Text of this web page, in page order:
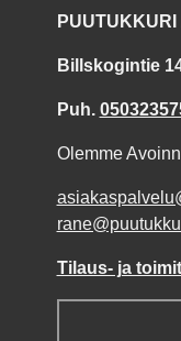
Billskogintie
Puh.
Olemme
Tilaus- ja